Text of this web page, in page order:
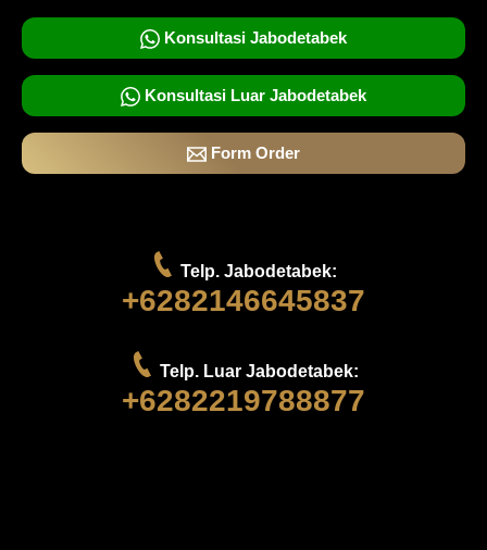
Konsultasi Jabodetabek
Konsultasi Luar Jabodetabek
Form Order
Telp. Jabodetabek:
+6282146645837
Telp. Luar Jabodetabek:
+6282219788877